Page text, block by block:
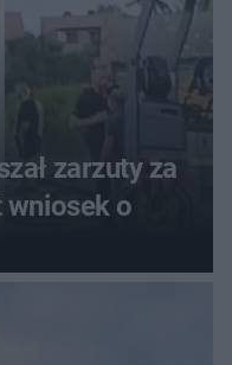
zarzuty za
wniosek o